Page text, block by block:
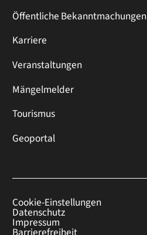
Öffentliche Bekanntmachungen
Karriere
Veranstaltungen
Mängelmelder
Tourismus
Geoportal
Cookie-Einstellungen
Datenschutz
Impressum